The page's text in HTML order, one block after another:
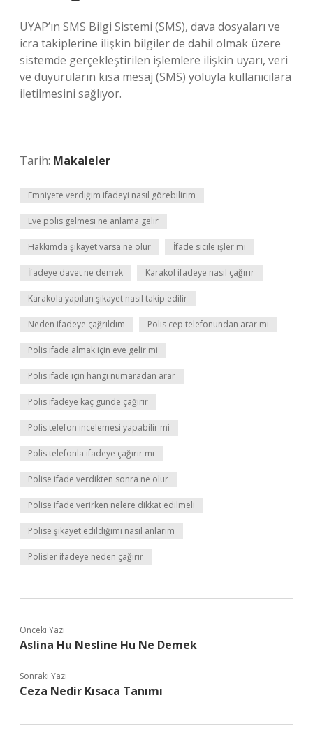
UYAP’ın SMS Bilgi Sistemi (SMS), dava dosyaları ve
icra takiplerine ilişkin bilgiler de dahil olmak üzere
sistemde gerçekleştirilen işlemlere ilişkin uyarı, veri
ve duyuruların kısa mesaj (SMS) yoluyla kullanıcılara
iletilmesini sağlıyor.
Tarih: Makaleler
Emniyete verdiğim ifadeyi nasıl görebilirim
Eve polis gelmesi ne anlama gelir
Hakkımda şikayet varsa ne olur İfade sicile işler mi
İfadeye davet ne demek Karakol ifadeye nasıl çağırır
Karakola yapılan şikayet nasıl takip edilir
Neden ifadeye çağrıldım Polis cep telefonundan arar mı
Polis ifade almak için eve gelir mi
Polis ifade için hangi numaradan arar
Polis ifadeye kaç günde çağırır
Polis telefon incelemesi yapabilir mi
Polis telefonla ifadeye çağırır mı
Polise ifade verdikten sonra ne olur
Polise ifade verirken nelere dikkat edilmeli
Polise şikayet edildiğimi nasıl anlarım
Polisler ifadeye neden çağırır
Önceki Yazı
Aslina Hu Nesline Hu Ne Demek
Sonraki Yazı
Ceza Nedir Kısaca Tanımı